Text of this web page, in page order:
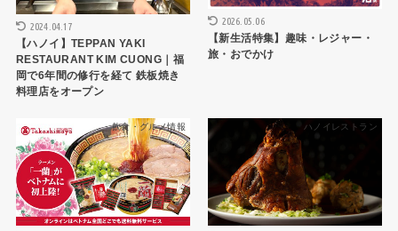
2024.04.17
【ハノイ】TEPPAN YAKI
RESTAURANT KIM CUONG｜福
岡で6年間の修行を経て 鉄板焼き
料理店をオープン
2026.05.06
【新生活特集】趣味・レジャー・
旅・おでかけ
飲食・グルメ情報 ハノイレストラン